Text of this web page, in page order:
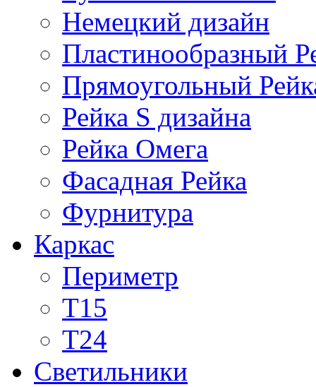
Немецкий дизайн
Пластинообразный
Прямоугольный
Рейка S дизайна
Рейка Омега
Фасадная Рейка
Фурнитура
Каркас
Периметр
Т15
Т24
Светильники